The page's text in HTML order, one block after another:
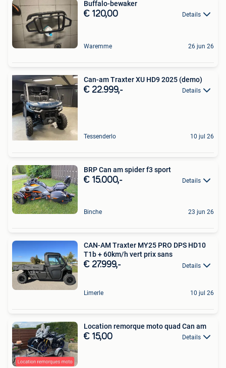
Buffalo-bewaker
€ 120,00 Details
Waremme 26 jun 26
Can-am Traxter XU HD9 2025 (demo)
€ 22.999,- Details
Tessenderlo 10 jul 26
BRP Can am spider f3 sport
€ 15.000,- Details
Binche 23 jun 26
CAN-AM Traxter MY25 PRO DPS HD10
T1b + 60km/h vert prix sans
€ 27.999,- Details
Limerle 10 jul 26
Location remorque moto quad Can am
€ 15,00 Details